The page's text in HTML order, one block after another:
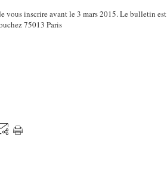
vous inscrire avant le 3 mars 2015. Le bulletin est
75013 Paris